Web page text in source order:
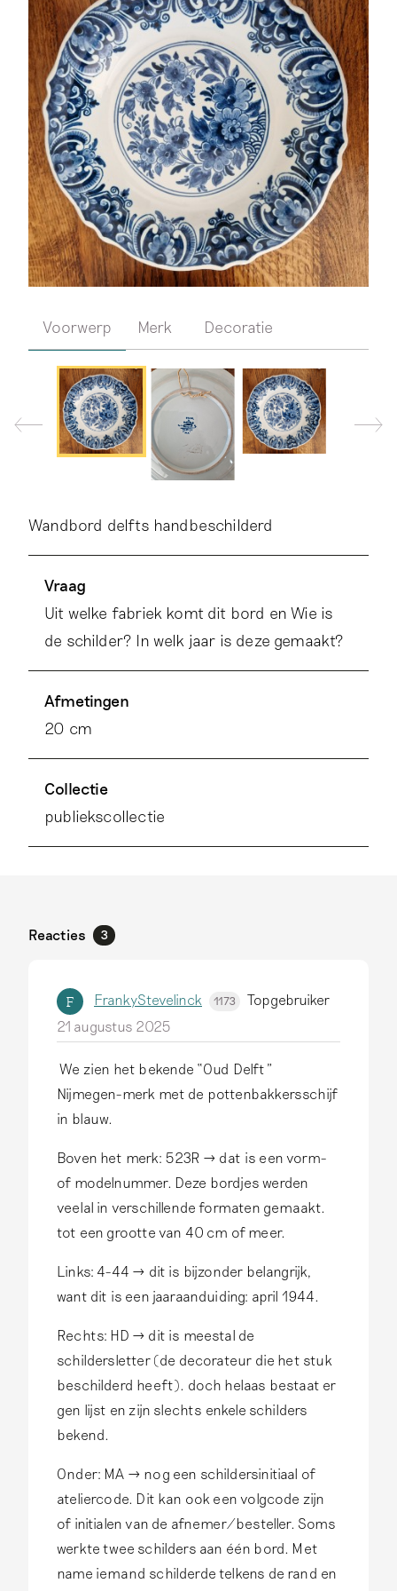
Voorwerp Merk Decoratie
Wandbord delfts handbeschilderd
Vraag
Uit welke fabriek komt dit bord en Wie is
de schilder? In welk jaar is deze gemaakt?
Afmetingen
20 cm
Collectie
publiekscollectie
Reacties 3
F FrankyStevelinck 1173
Topgebruiker
21 augustus 2025
We zien het bekende “Oud Delft”
Nijmegen-merk met de pottenbakkersschijf
in blauw.
Boven het merk: 523R → dat is een vorm-
of modelnummer. Deze bordjes werden
veelal in verschillende formaten gemaakt.
tot een grootte van 40 cm of meer.
Links: 4-44 → dit is bijzonder belangrijk,
want dit is een jaaraanduiding: april 1944.
Rechts: HD → dit is meestal de
schildersletter (de decorateur die het stuk
beschilderd heeft). doch helaas bestaat er
gen lijst en zijn slechts enkele schilders
bekend.
Onder: MA → nog een schildersinitiaal of
ateliercode. Dit kan ook een volgcode zijn
of initialen van de afnemer/besteller. Soms
werkte twee schilders aan één bord. Met
name iemand schilderde telkens de rand en